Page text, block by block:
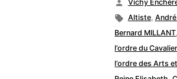
by
Vichy
Tags:
Altiste, André
Bernard MILLANT,
l’ordre du
l’ordre des Arts